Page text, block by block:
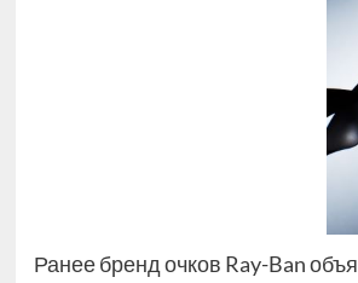
Ранее бренд очков Ray-Ban